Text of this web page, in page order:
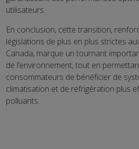
utilisateurs.
En conclusion, cette transition,
législations de plus en plus strictes
Canada, marque un tournant
de l’environnement, tout en
consommateurs de bénéficier de
climatisation et de réfrigération plus
polluants.